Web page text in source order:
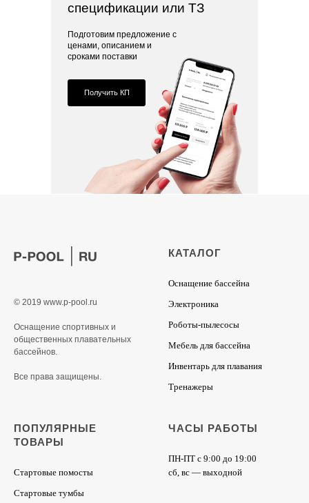
Подготовим предложение с
ценами, описанием и
сроками поставки
Получить КП
спецификации или ТЗ
© 2019 www.p-pool.ru
Оснащение спортивных и
общественных плавательных
бассейнов.
Все права защищены.
КАТАЛОГ
Оснащение бассейна
Электроника
Роботы-пылесосы
Мебель для бассейна
Инвентарь для плавания
Тренажеры
ПОПУЛЯРНЫЕ
ТОВАРЫ
Стартовые помосты
Стартовые тумбы
ЧАСЫ РАБОТЫ
ПН-ПТ с 9:00 до 19:00
сб, вс — выходной